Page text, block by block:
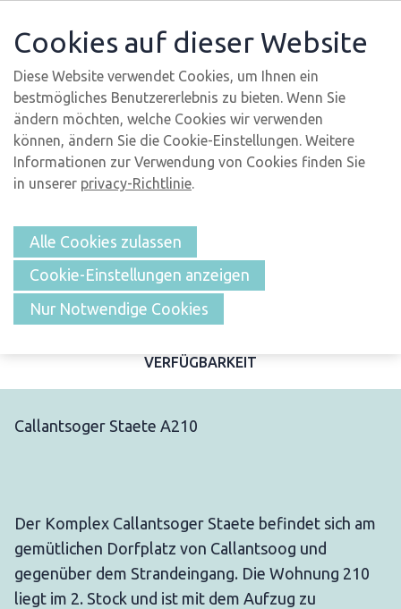
ÜBERSICHT
VERFÜGBARKEIT
Callantsoger Staete A210
Der Komplex Callantsoger Staete befindet sich am
gemütlichen Dorfplatz von Callantsoog und
gegenüber dem Strandeingang. Die Wohnung 210
liegt im 2. Stock und ist mit dem Aufzug zu
Cookies auf dieser Website
Diese Website verwendet Cookies, um Ihnen ein
bestmögliches Benutzererlebnis zu bieten. Wenn Sie
ändern möchten, welche Cookies wir verwenden
können, ändern Sie die Cookie-Einstellungen. Weitere
Informationen zur Verwendung von Cookies finden Sie
in unserer privacy-Richtlinie.
Alle Cookies zulassen
Cookie-Einstellungen anzeigen
Nur Notwendige Cookies